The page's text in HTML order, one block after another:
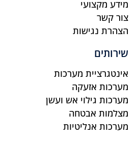
מידע מקצועי
צור קשר
הצהרת נגישות
שירותים
אינטגרציית מערכות
מערכות אזעקה
מערכות גילוי אש ועשן
מצלמות אבטחה
מערכות אנליטיות